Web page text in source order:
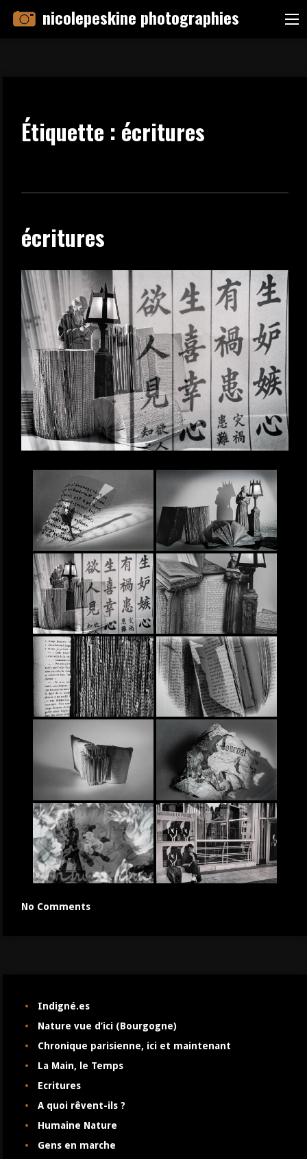
nicolepeskine photographies
Étiquette : écritures
écritures
No Comments
Indigné.es
Nature vue d’ici (Bourgogne)
Chronique parisienne, ici et maintenant
La Main, le Temps
Ecritures
A quoi rêvent-ils ?
Humaine Nature
Gens en marche